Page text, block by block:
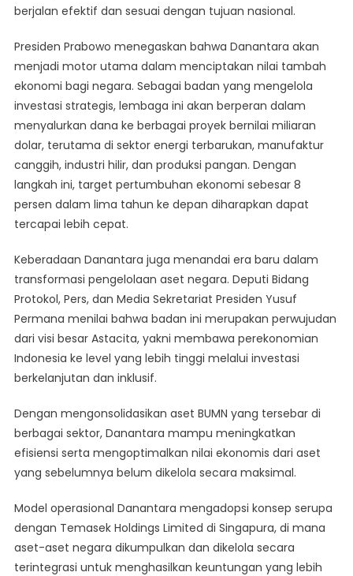
berjalan efektif dan sesuai dengan tujuan nasional.
Presiden Prabowo menegaskan bahwa Danantara akan
menjadi motor utama dalam menciptakan nilai tambah
ekonomi bagi negara. Sebagai badan yang mengelola
investasi strategis, lembaga ini akan berperan dalam
menyalurkan dana ke berbagai proyek bernilai miliaran
dolar, terutama di sektor energi terbarukan, manufaktur
canggih, industri hilir, dan produksi pangan. Dengan
langkah ini, target pertumbuhan ekonomi sebesar 8
persen dalam lima tahun ke depan diharapkan dapat
tercapai lebih cepat.
Keberadaan Danantara juga menandai era baru dalam
transformasi pengelolaan aset negara. Deputi Bidang
Protokol, Pers, dan Media Sekretariat Presiden Yusuf
Permana menilai bahwa badan ini merupakan perwujudan
dari visi besar Astacita, yakni membawa perekonomian
Indonesia ke level yang lebih tinggi melalui investasi
berkelanjutan dan inklusif.
Dengan mengonsolidasikan aset BUMN yang tersebar di
berbagai sektor, Danantara mampu meningkatkan
efisiensi serta mengoptimalkan nilai ekonomis dari aset
yang sebelumnya belum dikelola secara maksimal.
Model operasional Danantara mengadopsi konsep serupa
dengan Temasek Holdings Limited di Singapura, di mana
aset-aset negara dikumpulkan dan dikelola secara
terintegrasi untuk menghasilkan keuntungan yang lebih